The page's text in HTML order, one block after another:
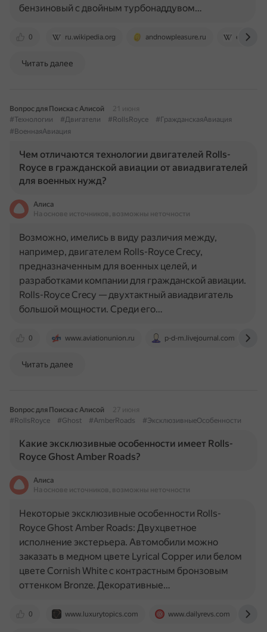
0 ru.wikipedia.org andnowpleasure.ru
бензиновый с двойным турбонаддувом…
Читать далее
Вопрос для Поиска с Алисой
21 июня
#Технологии
#Двигатели #RollsRoyce
#ГражданскаяАвиация
#ВоеннаяАвиация
Чем отличаются технологии двигателей Rolls-
Royce в гражданской авиации от авиадвигателей
для военных нужд?
Алиса
На основе источников, возможны неточности
0 www.aviationunion.ru p-d-m.livejournal.com
Возможно, имелись в виду различия между,
например, двигателем Rolls-Royce Crecy,
предназначенным для военных целей, и
разработками компании для гражданской авиации.
Rolls-Royce Crecy — двухтактный авиадвигатель
большой мощности. Среди его…
Читать далее
Вопрос для Поиска с Алисой
27 июня
#RollsRoyce
#Ghost #AmberRoads #ЭксклюзивныеОсобенности
Какие эксклюзивные особенности имеет Rolls-
Royce Ghost Amber Roads?
Алиса
На основе источников, возможны неточности
0 www.luxurytopics.com www.dailyrevs.com
Некоторые эксклюзивные особенности Rolls-
Royce Ghost Amber Roads: Двухцветное
исполнение экстерьера. Автомобили можно
заказать в медном цвете Lyrical Copper или белом
цвете Cornish White с контрастным бронзовым
оттенком Bronze. Декоративные…